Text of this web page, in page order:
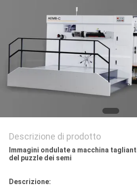
Descrizione di prodotto
Immagini ondulate a macchina
del puzzle dei semi
Descrizione: